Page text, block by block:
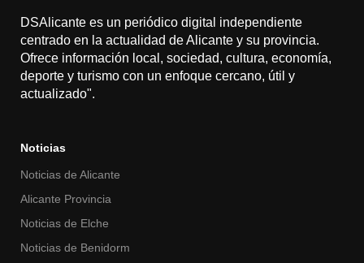
DSAlicante es un periódico digital independiente
centrado en la actualidad de Alicante y su provincia.
Ofrece información local, sociedad, cultura, economía,
deporte y turismo con un enfoque cercano, útil y
actualizado".
Noticias
Noticias de Alicante
Alicante Provincia
Noticias de Elche
Noticias de Benidorm